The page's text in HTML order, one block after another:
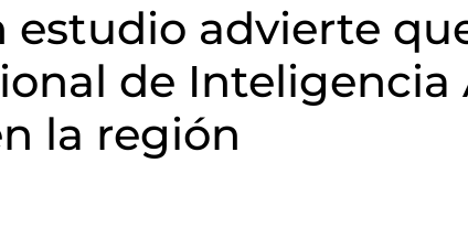
advierte
de
la región